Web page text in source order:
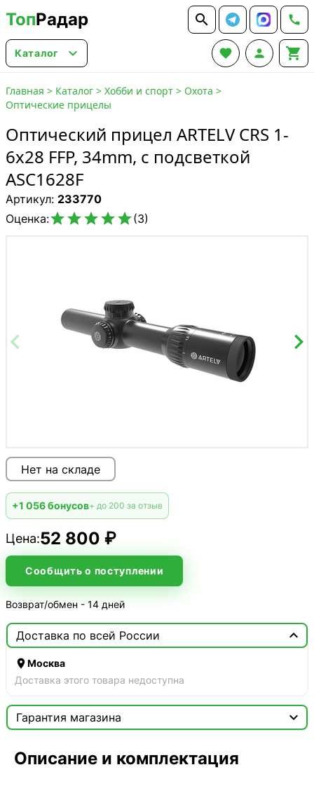
ТопРадар  
Каталог    
Главная > Каталог > Хобби и спорт > Охота >
Оптические прицелы
Оптический прицел ARTELV CRS 1-
6x28 FFP, 34mm, с подсветкой
ASC1628F
Артикул: 233770
Оценка:(3)
Нет на складе
+1 056 бонусов+ до 200 за отзыв
Цена:52 800 ₽
Сообщить о поступлении
Возврат/обмен - 14 дней
Доставка по всей России 
Москва
Доставка этого товара недоступна
Гарантия магазина


Мы продаём только оригинальную продукцию с
Описание и комплектация